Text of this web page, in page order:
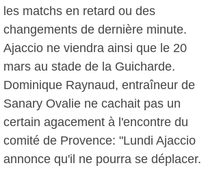
les matchs en retard ou des
changements de dernière minute.
Ajaccio ne viendra ainsi que le 20
mars au stade de la Guicharde.
Dominique Raynaud, entraîneur de
Sanary Ovalie ne cachait pas un
certain agacement à l'encontre du
comité de Provence: "Lundi Ajaccio
annonce qu'il ne pourra se déplacer.